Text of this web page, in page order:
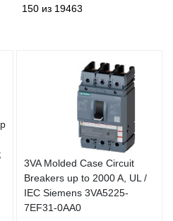
150 из 19463
3VA Molded Case Circuit
Breakers up to 2000 A, UL /
IEC Siemens 3VA5225-
7EF31-0AA0